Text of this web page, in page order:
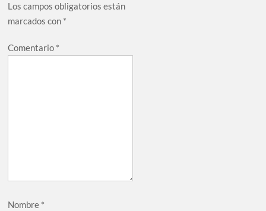
Los campos obligatorios están
marcados con *
Comentario *
Nombre *